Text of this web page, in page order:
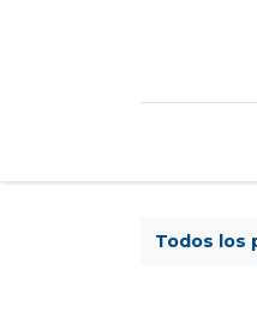
Todos los